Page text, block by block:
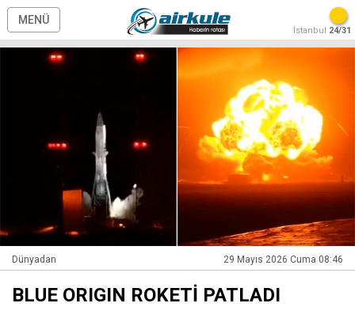
MENÜ
İstanbul 24/31
Dünyadan 29 Mayıs 2026 Cuma 08:46
BLUE ORIGIN ROKETİ PATLADI